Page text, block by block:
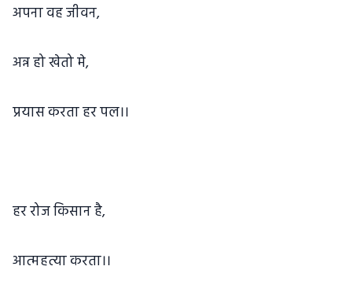
अपना वह जीवन,
अन्न हो खेतो मे,
प्रयास करता हर पल।।
हर रोज किसान है,
आत्महत्या करता।।